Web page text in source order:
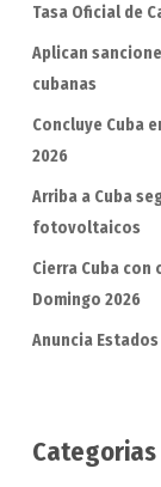
Tasa Oficial de
Aplican
cubanas
Concluye Cuba
2026
Arriba a Cuba
fotovoltaicos
Cierra Cuba
Domingo 2026
Anuncia
Categorias